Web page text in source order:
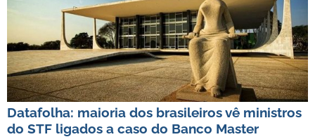
Datafolha: maioria dos brasileiros vê ministros
do STF ligados a caso do Banco Master